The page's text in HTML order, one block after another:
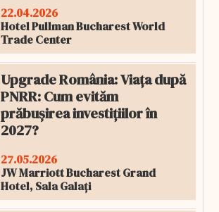
22.04.2026
Hotel Pullman Bucharest World
Trade Center
Upgrade România: Viața după
PNRR: Cum evităm
prăbușirea investițiilor în
2027?
27.05.2026
JW Marriott Bucharest Grand
Hotel, Sala Galați